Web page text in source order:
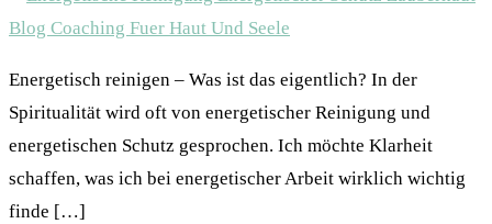
Energetisch reinigen – Was ist das eigentlich? In der
Spiritualität wird oft von energetischer Reinigung und
energetischen Schutz gesprochen. Ich möchte Klarheit
schaffen, was ich bei energetischer Arbeit wirklich wichtig
finde […]